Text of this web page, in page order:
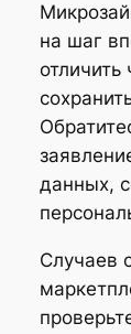
на шаг
данных,
Случаев